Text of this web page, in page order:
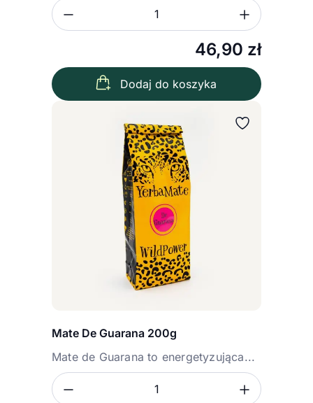
46,90 zł
Zmniejsz ilość
Dodaj do koszyka
Mate De Guarana 200g
Mate de Guarana to energetyzująca...